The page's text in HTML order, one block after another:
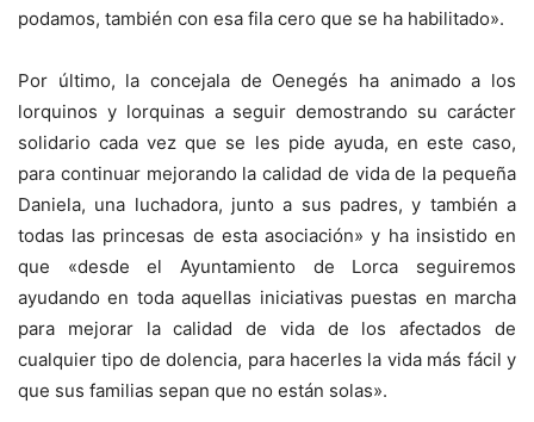
podamos, también con esa fila cero que se ha habilitado».
Por último, la concejala de Oenegés ha animado a los
lorquinos y lorquinas a seguir demostrando su carácter
solidario cada vez que se les pide ayuda, en este caso,
para continuar mejorando la calidad de vida de la pequeña
Daniela, una luchadora, junto a sus padres, y también a
todas las princesas de esta asociación» y ha insistido en
que «desde el Ayuntamiento de Lorca seguiremos
ayudando en toda aquellas iniciativas puestas en marcha
para mejorar la calidad de vida de los afectados de
cualquier tipo de dolencia, para hacerles la vida más fácil y
que sus familias sepan que no están solas».